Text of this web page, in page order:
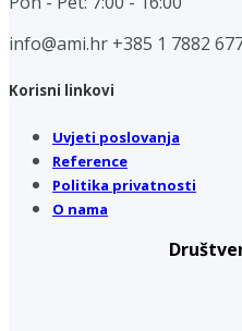
info@ami.hr +385 1 7882
Korisni linkovi
Uvjeti poslovanja
Reference
Politika privatnosti
O nama